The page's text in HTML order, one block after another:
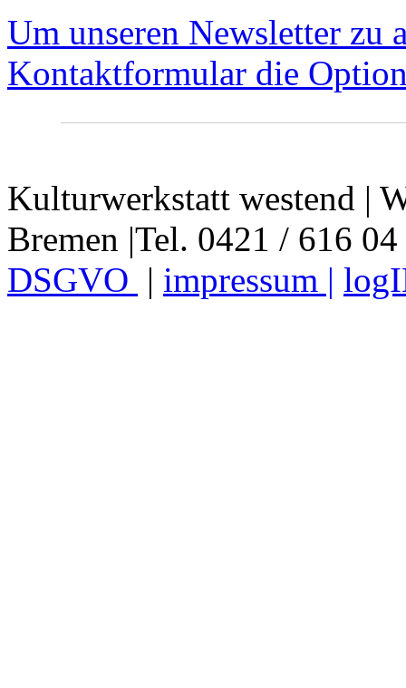
Um unseren Newsletter zu
Kontaktformular die
Kulturwerkstatt westend |
Bremen |Tel. 0421 / 616
DSGVO | impressum |